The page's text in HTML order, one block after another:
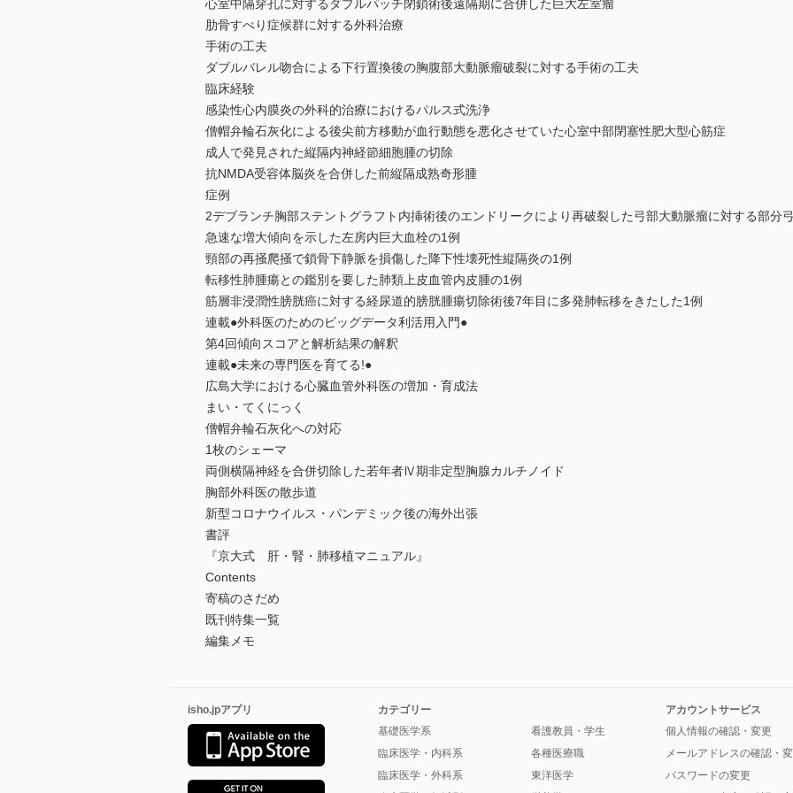
心室中隔穿孔に対するダブルパッチ閉鎖術後遠隔期に合併した巨大左室瘤
肋骨すべり症候群に対する外科治療
手術の工夫
ダブルバレル吻合による下行置換後の胸腹部大動脈瘤破裂に対する手術の工夫
臨床経験
感染性心内膜炎の外科的治療におけるパルス式洗浄
僧帽弁輪石灰化による後尖前方移動が血行動態を悪化させていた心室中部閉塞性肥大型心筋症
成人で発見された縦隔内神経節細胞腫の切除
抗NMDA受容体脳炎を合併した前縦隔成熟奇形腫
症例
2デブランチ胸部ステントグラフト内挿術後のエンドリークにより再破裂した弓部大動脈瘤に対する部分
急速な増大傾向を示した左房内巨大血栓の1例
頸部の再掻爬掻で鎖骨下静脈を損傷した降下性壊死性縦隔炎の1例
転移性肺腫瘍との鑑別を要した肺類上皮血管内皮腫の1例
筋層非浸潤性膀胱癌に対する経尿道的膀胱腫瘍切除術後7年目に多発肺転移をきたした1例
連載●外科医のためのビッグデータ利活用入門●
第4回傾向スコアと解析結果の解釈
連載●未来の専門医を育てる!●
広島大学における心臓血管外科医の増加・育成法
まい・てくにっく
僧帽弁輪石灰化への対応
1枚のシェーマ
両側横隔神経を合併切除した若年者Ⅳ期非定型胸腺カルチノイド
胸部外科医の散歩道
新型コロナウイルス・パンデミック後の海外出張
書評
『京大式 肝・腎・肺移植マニュアル』
Contents
寄稿のさだめ
既刊特集一覧
編集メモ
isho.jpアプリ
カテゴリー
基礎医学系
臨床医学・内科系
臨床医学・外科系
看護教員・学生
各種医療職
東洋医学
アカウントサービス
個人情報の確認・変更
メールアドレスの確認・
パスワードの変更